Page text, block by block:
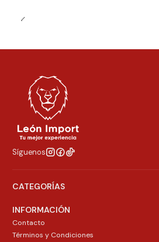
Síguenos
CATEGORÍAS
INFORMACIÓN
Contacto
Términos y Condiciones